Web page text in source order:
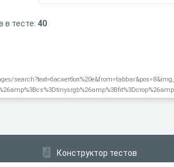
в тесте: 40
Конструктор тестов